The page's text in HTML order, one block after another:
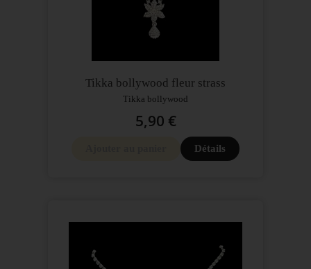
Tikka bollywood fleur strass
Tikka bollywood
5,90 €
Détails